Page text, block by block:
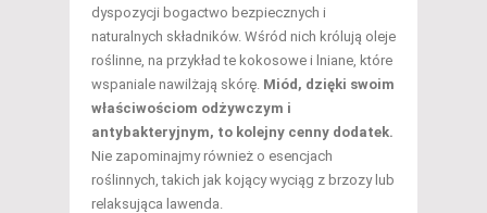
dyspozycji bogactwo bezpiecznych i
naturalnych składników. Wśród nich królują oleje
roślinne, na przykład te kokosowe i lniane, które
wspaniale nawilżają skórę. Miód, dzięki swoim
właściwościom odżywczym i
antybakteryjnym, to kolejny cenny dodatek.
Nie zapominajmy również o esencjach
roślinnych, takich jak kojący wyciąg z brzozy lub
relaksująca lawenda.